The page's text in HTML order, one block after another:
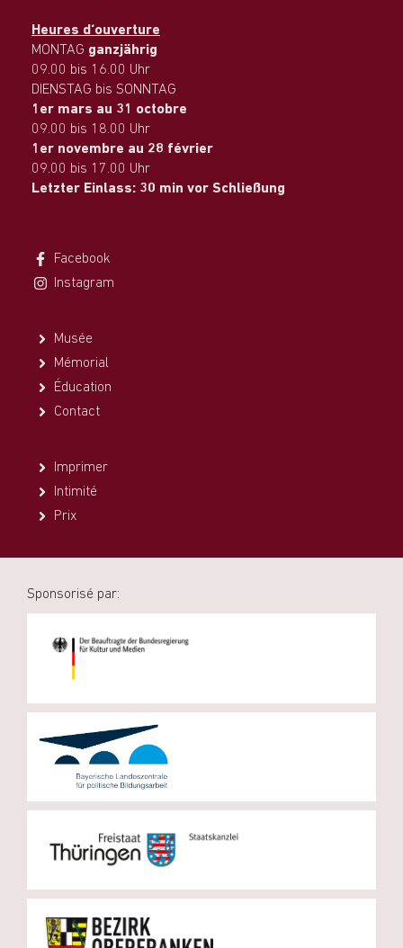
Heures d‘ouverture
MONTAG ganzjährig
09.00 bis 16.00 Uhr
DIENSTAG bis SONNTAG
1er mars au 31 octobre
09.00 bis 18.00 Uhr
1er novembre au 28 février
09.00 bis 17.00 Uhr
Letzter Einlass: 30 min vor Schließung
Facebook
Instagram
Musée
Mémorial
Éducation
Contact
Imprimer
Intimité
Prix
Sponsorisé par: